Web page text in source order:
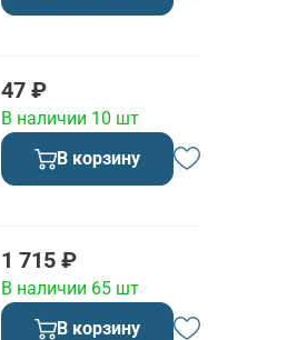
47 ₽
В наличии 10 шт
В корзину
1 715 ₽
В наличии 65 шт
В корзину